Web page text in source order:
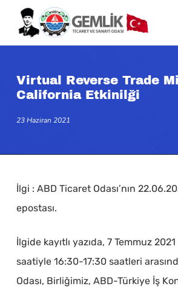
main
Virtual Reverse Trade
California Etkinilği
23 Haziran 2021
İlgi : ABD Ticaret Odası’nın
epostası.
İlgide kayıtlı yazıda, 7 Temmuz
saatiyle 16:30-17:30 saatleri
Odası, Birliğimiz, ABD-Türkiye İş